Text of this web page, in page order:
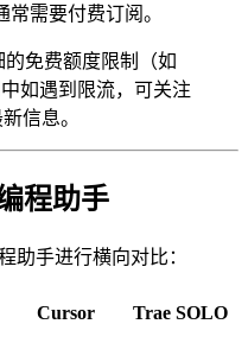
需要付费订阅。
免费额度限制（如
如遇到限流，可关注
信息。
程助手
助手进行横向对比：
Cursor Trae SOLO